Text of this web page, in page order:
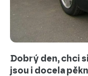
Dobrý den, chci
jsou i docela